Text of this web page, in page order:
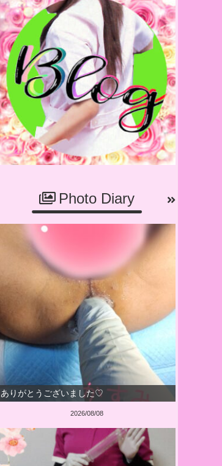
Photo Diary
ありがとうございました♡
2026/08/08